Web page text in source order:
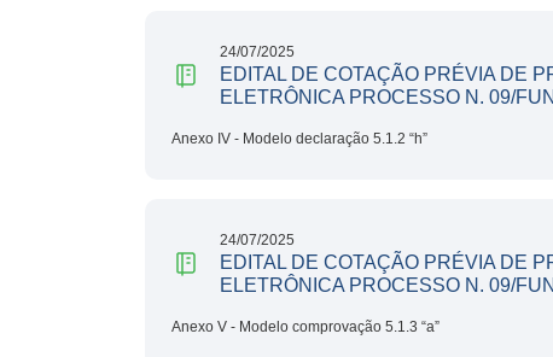
24/07/2025
EDITAL DE COTAÇÃO PRÉVIA DE
ELETRÔNICA PROCESSO N. 09/
Anexo IV - Modelo declaração 5.1.2 “h”
24/07/2025
EDITAL DE COTAÇÃO PRÉVIA DE
ELETRÔNICA PROCESSO N. 09/
Anexo V - Modelo comprovação 5.1.3 “a”